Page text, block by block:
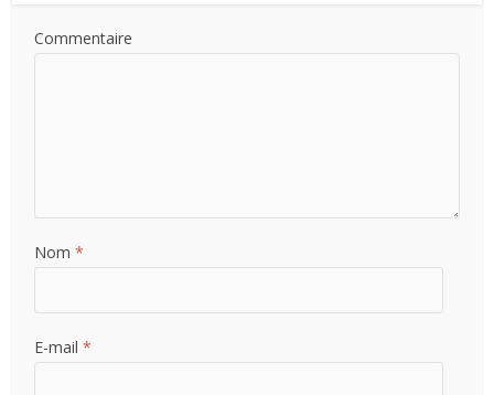
Commentaire
Nom*
E-mail*